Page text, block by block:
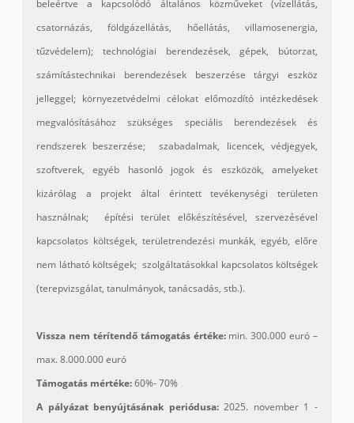
beleértve a kapcsolódó általános közműveket (vízellátás,
csatornázás, földgázellátás, hőellátás, villamosenergia,
tűzvédelem); technológiai berendezések, gépek, bútorzat,
számítástechnikai berendezések beszerzése tárgyi eszköz
jelleggel; környezetvédelmi célokat előmozdító intézkedések
megvalósításához szükséges speciális berendezések és
rendszerek beszerzése; szabadalmak, licencek, védjegyek,
szoftverek, egyéb hasonló jogok és eszközök, amelyeket
kizárólag a projekt által érintett tevékenységi területen
használnak; építési terület előkészítésével, szervezésével
kapcsolatos költségek, területrendezési munkák, egyéb, előre
nem látható költségek; szolgáltatásokkal kapcsolatos költségek
(terepvizsgálat, tanulmányok, tanácsadás, stb.).
Vissza nem térítendő támogatás értéke: min. 300.000 euró –
max. 8.000.000 euró
Támogatás mértéke:60%- 70%
A pályázat benyújtásának periódusa:2025. november 1 -